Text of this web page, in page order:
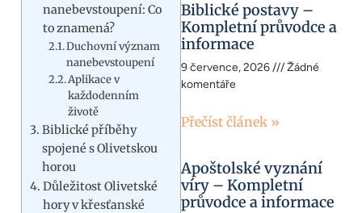
nanebevstoupení: Co
to znamená?
Duchovní význam
nanebevstoupení
Aplikace v
každodenním
životě
Biblické příběhy
spojené s Olivetskou
horou
Důležitost Olivetské
hory v křesťanské
Biblické postavy –
Kompletní průvodce a
informace
9 července, 2026
Žádné
komentáře
Přečíst článek »
Apoštolské vyznání
víry – Kompletní
průvodce a informace